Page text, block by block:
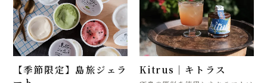
【季節限定】島旅ジェラ
Kitrus｜キトラス